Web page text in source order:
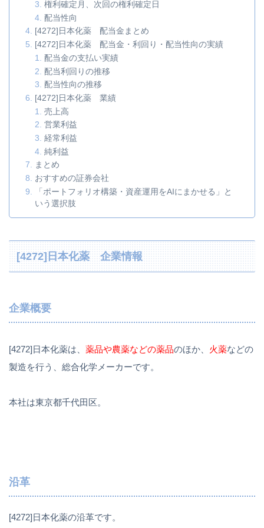
権利確定月、次回の権利確定日
配当性向
[4272]日本化薬 配当金まとめ
[4272]日本化薬 配当金・利回り・配当性向の実績
配当金の支払い実績
配当利回りの推移
配当性向の推移
[4272]日本化薬 業績
売上高
営業利益
経常利益
純利益
まとめ
おすすめの証券会社
「ポートフォリオ構築・資産運用をAIにまかせる」と
いう選択肢
[4272]日本化薬 企業情報
企業概要
[4272]日本化薬は、 薬品や農薬などの薬品のほか、 火薬などの
製造を行う、総合化学メーカーです。
本社は東京都千代田区。
沿革
[4272]日本化薬の沿革です。